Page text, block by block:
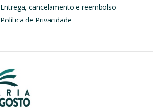
Entrega, cancelamento e reembolso
Política de Privacidade